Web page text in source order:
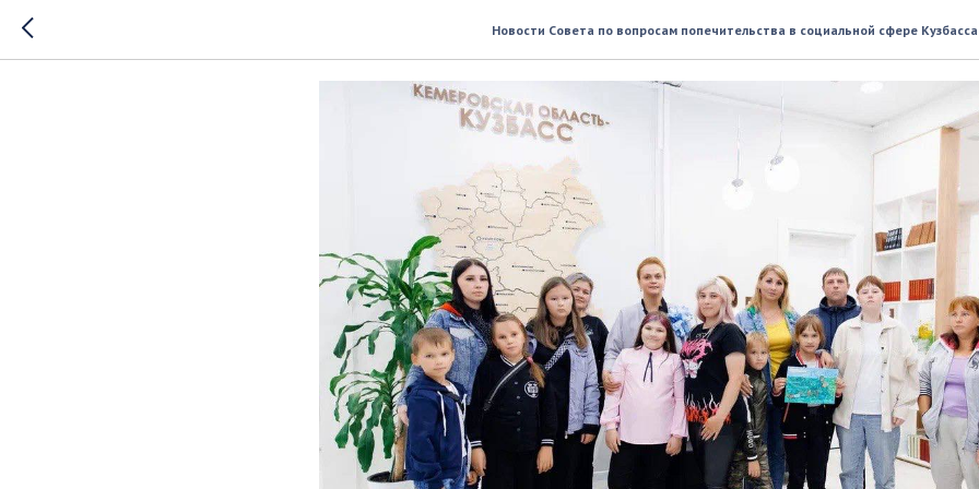
Новости Совета по вопросам попечительства в социальной сфере Кузбасса
Музейное лето дарит яркие